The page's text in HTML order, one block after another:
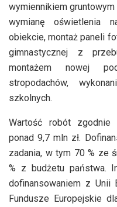
wymiennikiem
wymianę oświetlenia
obiekcie, montaż paneli
gimnastycznej z
montażem nowej
stropodachów,
szkolnych.
Wartość robót
ponad 9,7 mln zł.
zadania, w tym 70 % ze
% z budżetu państwa.
dofinansowaniem z Unii
Fundusze Europejskie